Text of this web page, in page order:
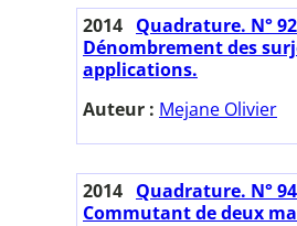
2014 Quadrature. N°
Dénombrement des
applications.
Auteur : Mejane Olivier
2014 Quadrature. N°
Commutant de deux